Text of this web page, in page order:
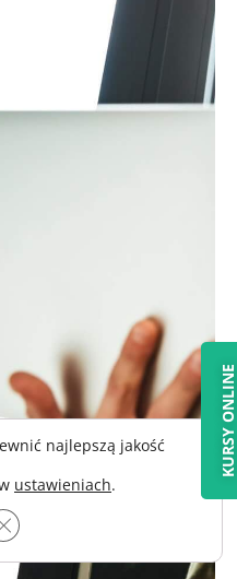
najlepszą jakość
ustawieniach.
Zamknij panel powiadomień o
KURSY ONLINE